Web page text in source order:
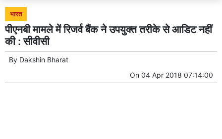
भारत
पीएनबी मामले में रिजर्व बैंक ने उपयुक्त तरीके से आडिट नहीं
की : सीवीसी
By Dakshin Bharat
On 04 Apr 2018 07:14:00